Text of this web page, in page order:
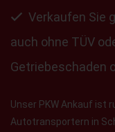
Verkaufen Sie
auch ohne TÜV
Getriebeschaden
Unser PKW Ankauf ist
Autotransportern in